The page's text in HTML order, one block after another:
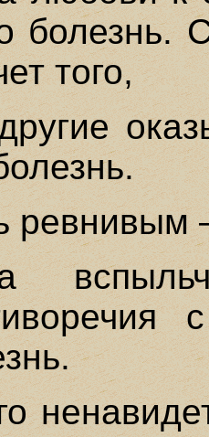
болезнь.
того,
ревнивым